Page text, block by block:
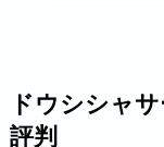
ドウシシャ
評判